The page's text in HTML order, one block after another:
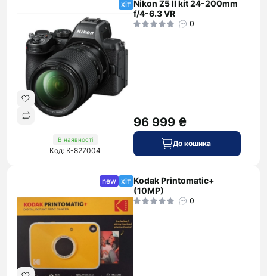
хіт
В наявності
Код: K-827004
Nikon Z5 II kit 24-200mm
f/4-6.3 VR
0
96 999 ₴
До кошика
new хіт Kodak Printomatic+
(10MP)
0